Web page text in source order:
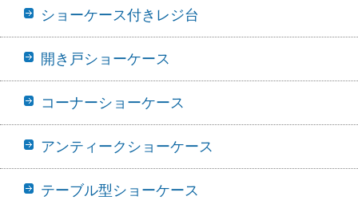
ショーケース付きレジ台
開き戸ショーケース
コーナーショーケース
アンティークショーケース
テーブル型ショーケース